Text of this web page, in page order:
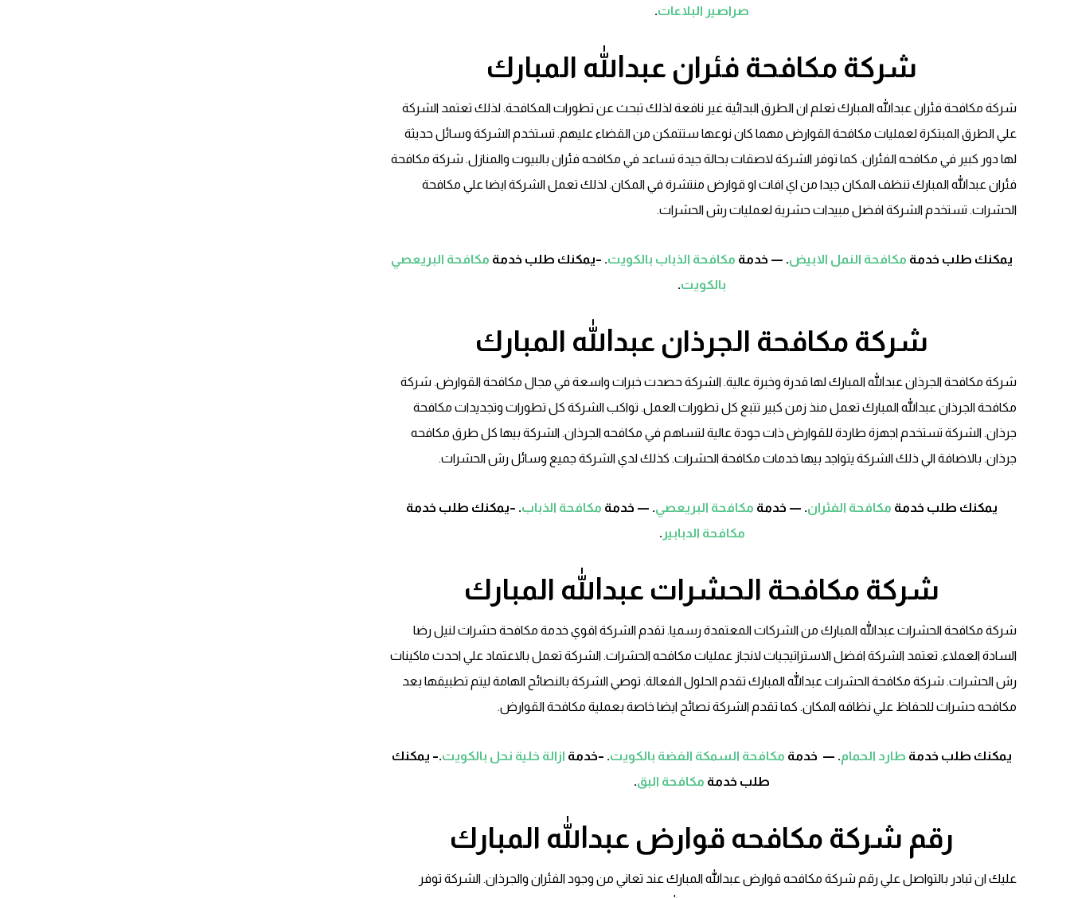
صراصير البلاعات.
شركة مكافحة فئران عبدالله المبارك
شركة مكافحة فئران عبدالله المبارك تعلم ان الطرق البدائية غير نافعة لذلك تبحث عن تطورات المكافحة. لذلك تعتمد الشركة
علي الطرق المبتكرة لعمليات مكافحة القوارض مهما كان نوعها ستتمكن من القضاء عليهم. تستخدم الشركة وسائل حديثة
لها دور كبير في مكافحه الفئران. كما توفر الشركة لاصقات بحالة جيدة تساعد في مكافحه فئران بالبيوت والمنازل. شركة مكافحة
فئران عبدالله المبارك تنظف المكان جيدا من اي افات او قوارض منتشرة في المكان. لذلك تعمل الشركة ايضا علي مكافحة
الحشرات. تستخدم الشركة افضل مبيدات حشرية لعمليات رش الحشرات.
يمكنك طلب خدمة مكافحة النمل الابيض. — خدمة مكافحة الذباب بالكويت. –يمكنك طلب خدمة مكافحة البريعصي
بالكويت.
شركة مكافحة الجرذان عبدالله المبارك
شركة مكافحة الجرذان عبدالله المبارك لها قدرة وخبرة عالية. الشركة حصدت خبرات واسعة في مجال مكافحة القوارض. شركة
مكافحة الجرذان عبدالله المبارك تعمل منذ زمن كبير تتبع كل تطورات العمل. تواكب الشركة كل تطورات وتجديدات مكافحة
جرذان. الشركة تستخدم اجهزة طاردة للقوارض ذات جودة عالية لتساهم في مكافحه الجرذان. الشركة بيها كل طرق مكافحه
جرذان. بالاضافة الي ذلك الشركة يتواجد بيها خدمات مكافحة الحشرات. كذلك لدي الشركة جميع وسائل رش الحشرات.
يمكنك طلب خدمة مكافحة الفئران. — خدمة مكافحة البريعصي. — خدمة مكافحة الذباب. –يمكنك طلب خدمة
مكافحة الدبابير .
شركة مكافحة الحشرات عبدالله المبارك
شركة مكافحة الحشرات عبدالله المبارك من الشركات المعتمدة رسميا. تقدم الشركة اقوي خدمة مكافحة حشرات لنيل رضا
السادة العملاء. تعتمد الشركة افضل الاستراتيجيات لانجاز عمليات مكافحه الحشرات. الشركة تعمل بالاعتماد علي احدث ماكينات
رش الحشرات. شركة مكافحة الحشرات عبدالله المبارك تقدم الحلول الفعالة. توصي الشركة بالنصائح الهامة ليتم تطبيقها بعد
مكافحه حشرات للحفاظ علي نظافه المكان. كما تقدم الشركة نصائح ايضا خاصة بعملية مكافحة القوارض.
يمكنك طلب خدمة طارد الحمام. — خدمة مكافحة السمكة الفضة بالكويت. –خدمة ازالة خلية نحل بالكويت.– يمكنك
طلب خدمة مكافحة البق.
رقم شركة مكافحه قوارض عبدالله المبارك
عليك ان تبادر بالتواصل علي رقم شركة مكافحه قوارض عبدالله المبارك عند تعاني من وجود الفئران والجرذان. الشركة توفر